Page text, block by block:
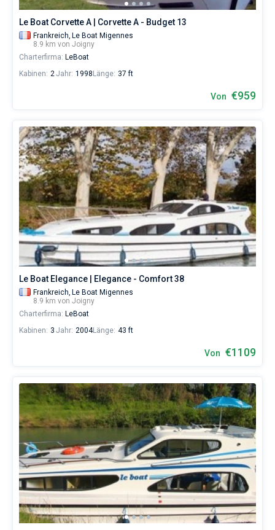
Le Boat Corvette A | Corvette A - Budget 13
Frankreich, Le Boat Migennes
8.9 km von Joigny
Charterfirma: LeBoat
Kabinen: 2Jahr: 1998 Länge: 37 ft
Von €959
Le Boat Elegance | Elegance - Comfort 38
Frankreich, Le Boat Migennes
8.9 km von Joigny
Charterfirma: LeBoat
Kabinen: 3 Jahr: 2004Länge: 43 ft
Von €1109